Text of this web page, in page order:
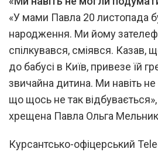
«У мами Павла 20 листопада
народження. Ми йому
спілкувався, сміявся. Казав,
до бабусі в Київ, привезе їй
звичайна дитина. Ми навіть
що щось не так відбувається»,
хрещена Павла Ольга
Курсантсько-офіцерський